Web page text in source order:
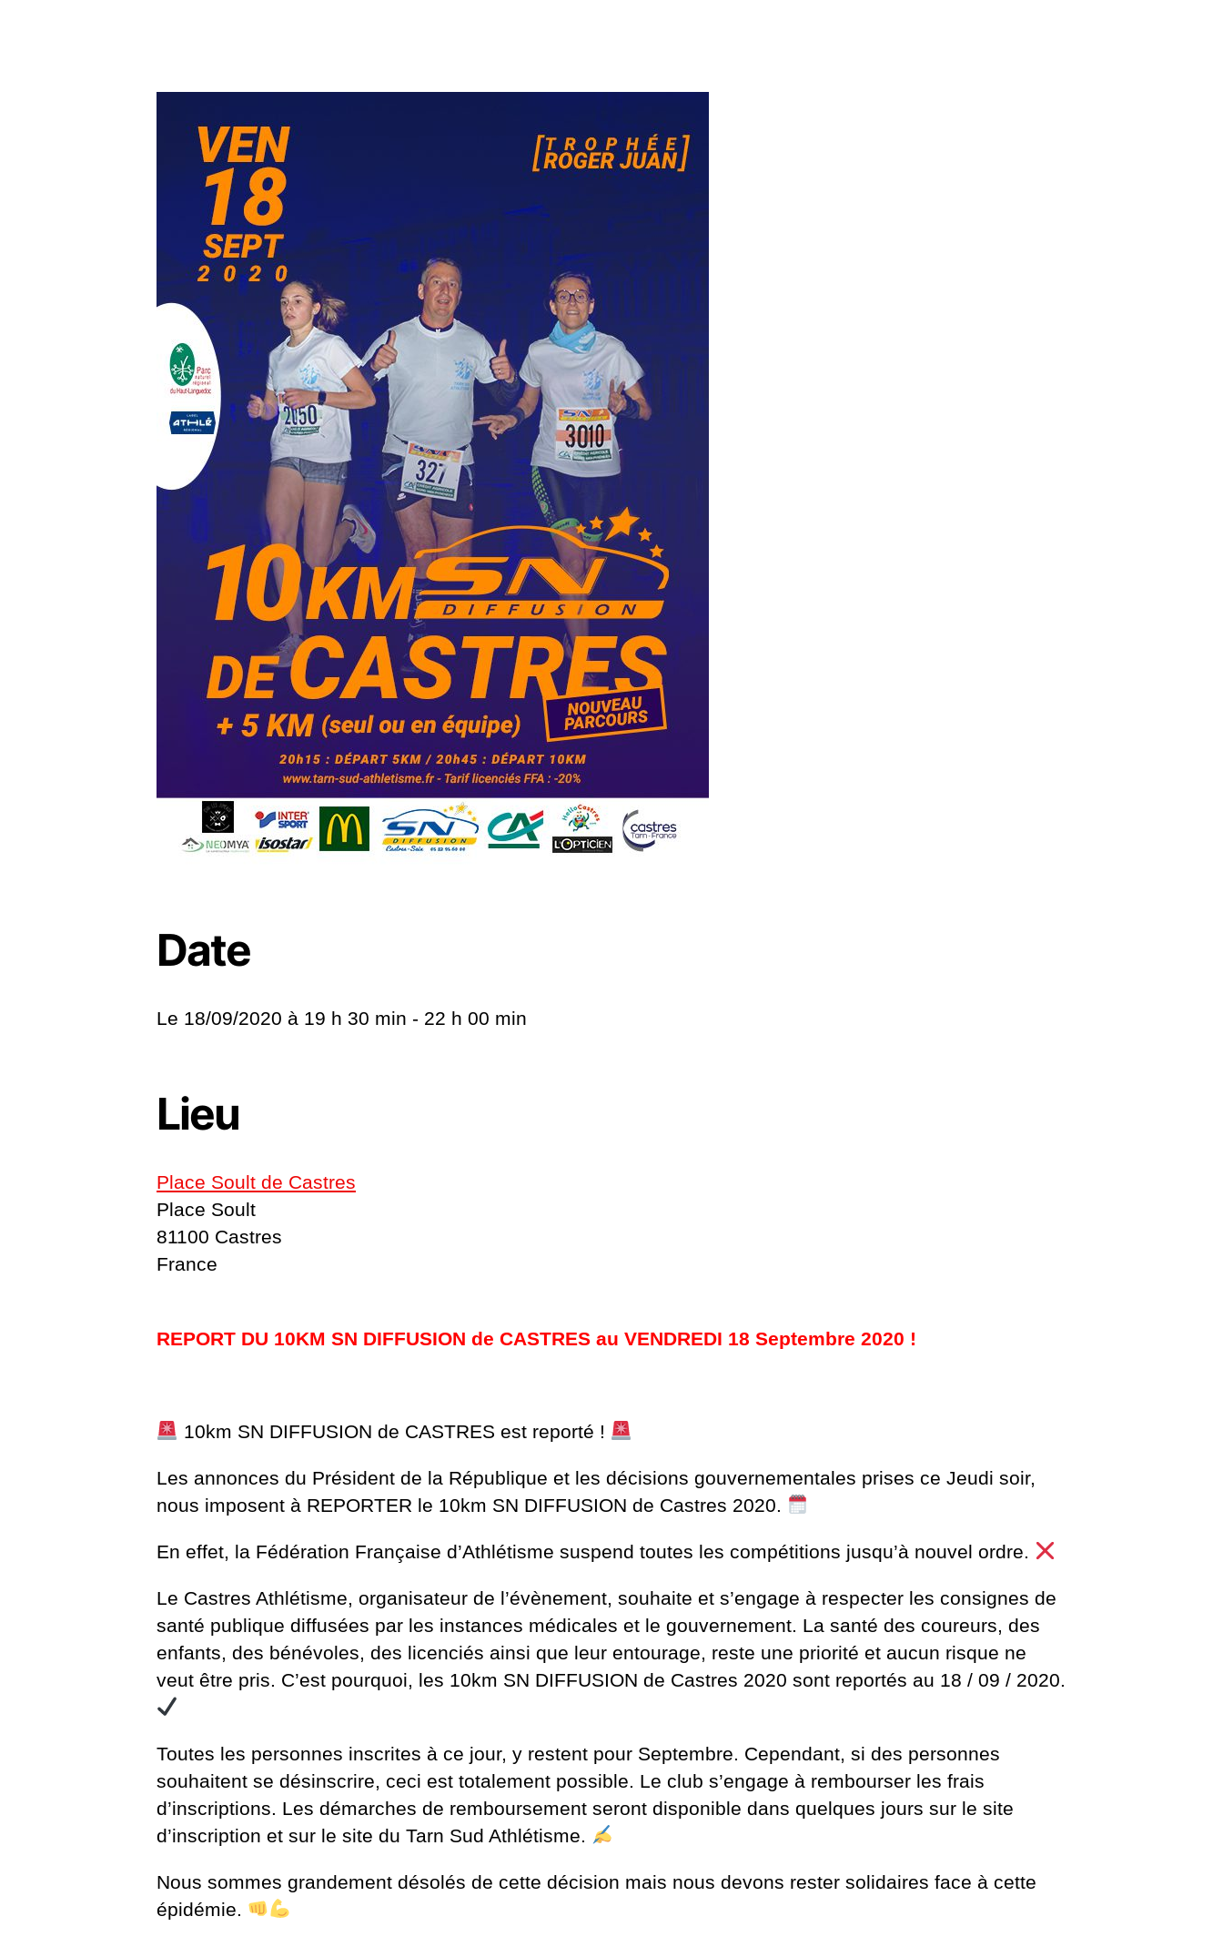
Date
Le 18/09/2020 à 19 h 30 min - 22 h 00 min
Lieu
Place Soult de Castres
Place Soult
81100 Castres
France
REPORT DU 10KM SN DIFFUSION de CASTRES au VENDREDI 18 Septembre 2020 !
10km SN DIFFUSION de CASTRES est reporté !
Les annonces du Président de la République et les décisions gouvernementales prises ce Jeudi soir,
nous imposent à REPORTER le 10km SN DIFFUSION de Castres 2020.
En effet, la Fédération Française d’Athlétisme suspend toutes les compétitions jusqu’à nouvel ordre.
Le Castres Athlétisme, organisateur de l’évènement, souhaite et s’engage à respecter les consignes de
santé publique diffusées par les instances médicales et le gouvernement. La santé des coureurs, des
enfants, des bénévoles, des licenciés ainsi que leur entourage, reste une priorité et aucun risque ne
veut être pris. C’est pourquoi, les 10km SN DIFFUSION de Castres 2020 sont reportés au 18 / 09 / 2020.
Toutes les personnes inscrites à ce jour, y restent pour Septembre. Cependant, si des personnes
souhaitent se désinscrire, ceci est totalement possible. Le club s’engage à rembourser les frais
d’inscriptions. Les démarches de remboursement seront disponible dans quelques jours sur le site
d’inscription et sur le site du Tarn Sud Athlétisme.
Nous sommes grandement désolés de cette décision mais nous devons rester solidaires face à cette
épidémie.